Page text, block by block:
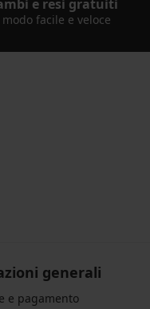
e resi gratuiti
facile e veloce
generali
e pagamento